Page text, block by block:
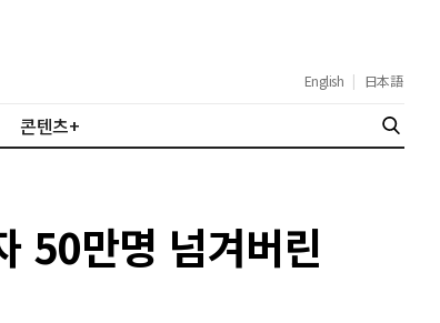
English | 日本語
콘텐츠+
50만명 넘겨버린